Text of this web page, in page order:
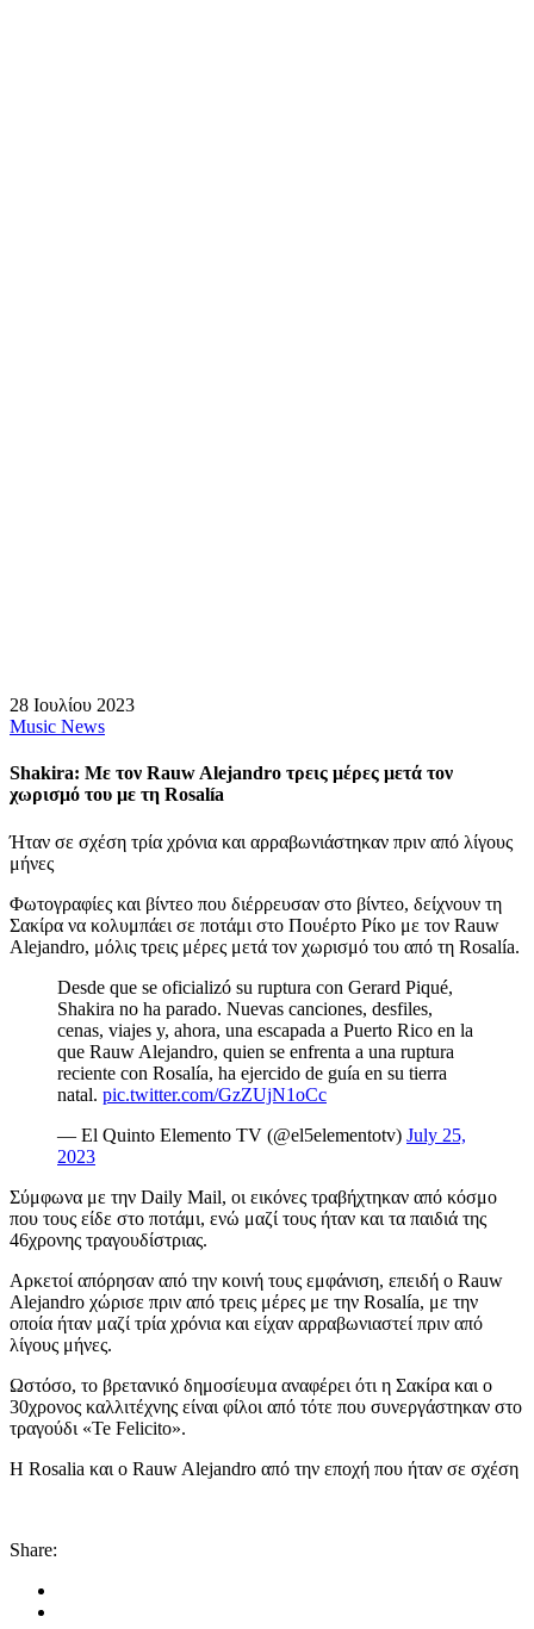
28 Ιουλίου 2023
Music News
Shakira: Με τον Rauw Alejandro τρεις μέρες μετά τον
χωρισμό του με τη Rosalía
Ήταν σε σχέση τρία χρόνια και αρραβωνιάστηκαν πριν από λίγους
μήνες
Φωτογραφίες και βίντεο που διέρρευσαν στο βίντεο, δείχνουν τη
Σακίρα να κολυμπάει σε ποτάμι στο Πουέρτο Ρίκο με τον Rauw
Alejandro, μόλις τρεις μέρες μετά τον χωρισμό του από τη Rosalía.
Desde que se oficializó su ruptura con Gerard Piqué,
Shakira no ha parado. Nuevas canciones, desfiles,
cenas, viajes y, ahora, una escapada a Puerto Rico en la
que Rauw Alejandro, quien se enfrenta a una ruptura
reciente con Rosalía, ha ejercido de guía en su tierra
natal. pic.twitter.com/GzZUjN1oCc
— El Quinto Elemento TV (@el5elementotv) July 25,
2023
Σύμφωνα με την Daily Mail, οι εικόνες τραβήχτηκαν από κόσμο
που τους είδε στο ποτάμι, ενώ μαζί τους ήταν και τα παιδιά της
46χρονης τραγουδίστριας.
Αρκετοί απόρησαν από την κοινή τους εμφάνιση, επειδή ο Rauw
Alejandro χώρισε πριν από τρεις μέρες με την Rosalía, με την
οποία ήταν μαζί τρία χρόνια και είχαν αρραβωνιαστεί πριν από
λίγους μήνες.
Ωστόσο, το βρετανικό δημοσίευμα αναφέρει ότι η Σακίρα και ο
30χρονος καλλιτέχνης είναι φίλοι από τότε που συνεργάστηκαν στο
τραγούδι «Te Felicito».
Η Rosalia και ο Rauw Alejandro από την εποχή που ήταν σε σχέση
Share: